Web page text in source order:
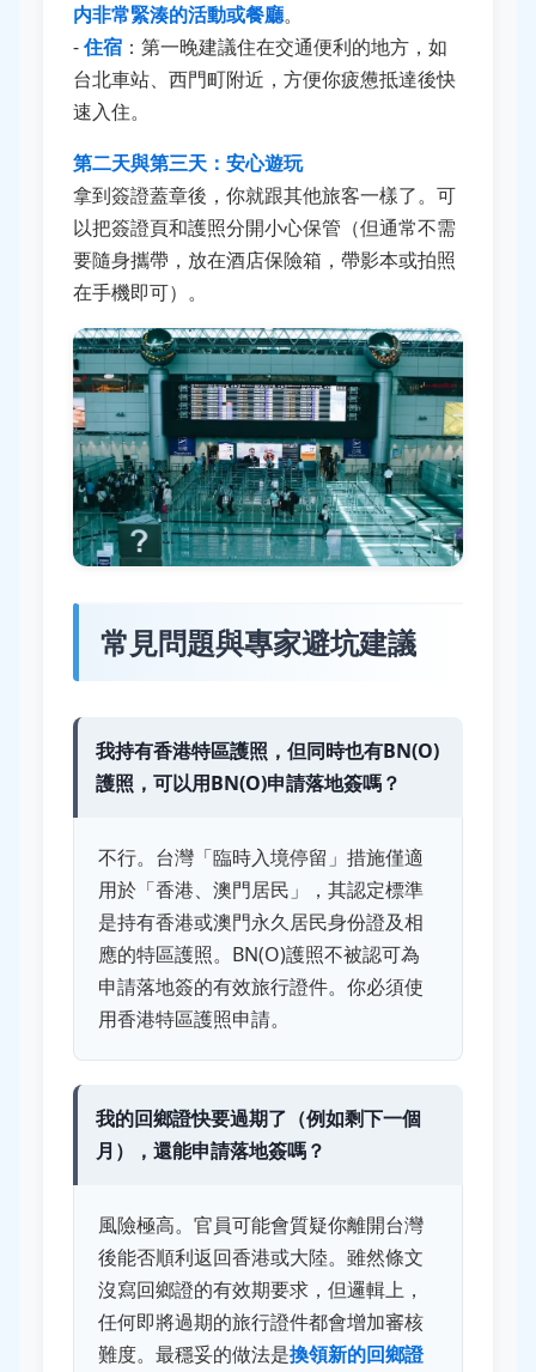
内非常緊湊的活動或餐廳。
-住宿 ：第一晚建議住在交通便利的地方，如
台北車站、西門町附近，方便你疲憊抵達後快
速入住。
第二天與第三天：安心遊玩
拿到簽證蓋章後，你就跟其他旅客一樣了。可
以把簽證頁和護照分開小心保管（但通常不需
要隨身攜帶，放在酒店保險箱，帶影本或拍照
在手機即可）。
常見問題與專家避坑建議
我持有香港特區護照，但同時也有BN(O)
護照，可以用BN(O)申請落地簽嗎？
不行。台灣「臨時入境停留」措施僅適
用於「香港、澳門居民」，其認定標準
是持有香港或澳門永久居民身份證及相
應的特區護照。BN(O)護照不被認可為
申請落地簽的有效旅行證件。你必須使
用香港特區護照申請。
我的回鄉證快要過期了（例如剩下一個
月），還能申請落地簽嗎？
風險極高。官員可能會質疑你離開台灣
後能否順利返回香港或大陸。雖然條文
沒寫回鄉證的有效期要求，但邏輯上，
任何即將過期的旅行證件都會增加審核
難度。最穩妥的做法是換領新的回鄉證